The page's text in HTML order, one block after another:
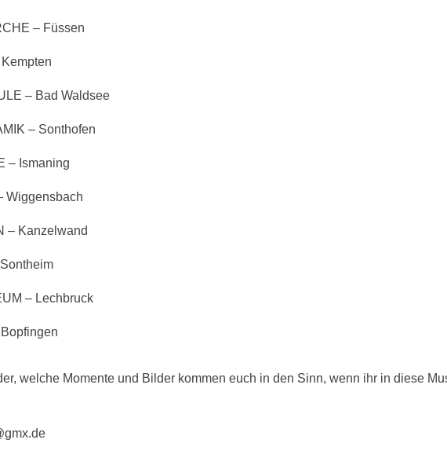
– Füssen
– Bad Waldsee
– Sonthofen
– Ismaning
Wiggensbach
– Kanzelwand
– Lechbruck
welche Momente und Bilder kommen euch in den Sinn, wenn ihr in diese